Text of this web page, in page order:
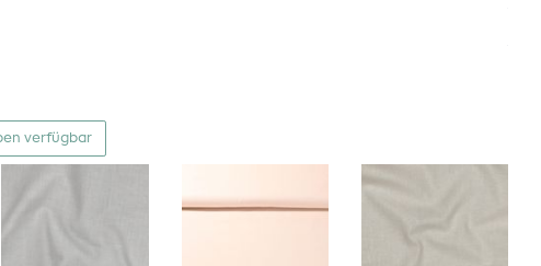
verfügbar